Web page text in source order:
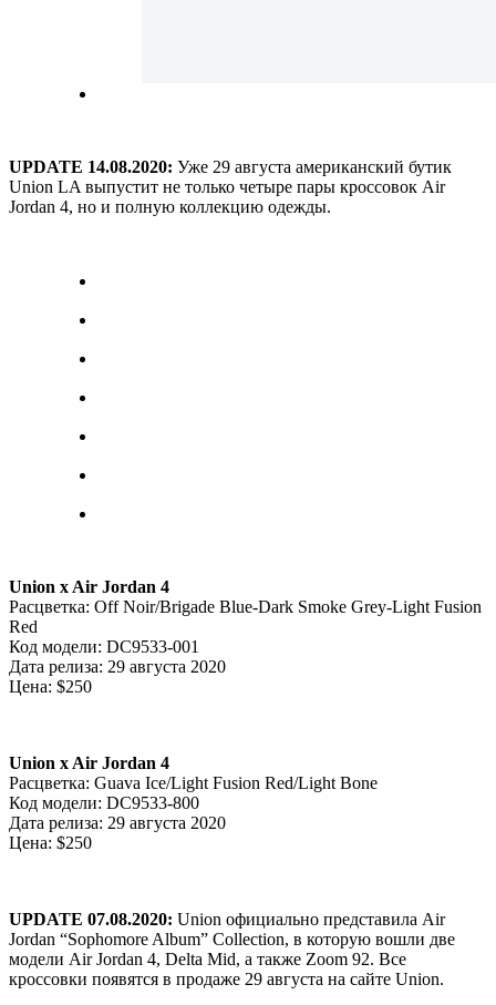
UPDATE 14.08.2020: Уже 29 августа американский бутик
Union LA выпустит не только четыре пары кроссовок Air
Jordan 4, но и полную коллекцию одежды.
Union x Air Jordan 4
Расцветка: Off Noir/Brigade Blue-Dark Smoke Grey-Light Fusion
Red
Код модели: DC9533-001
Дата релиза: 29 августа 2020
Цена: $250
Union x Air Jordan 4
Расцветка: Guava Ice/Light Fusion Red/Light Bone
Код модели: DC9533-800
Дата релиза: 29 августа 2020
Цена: $250
UPDATE 07.08.2020: Union официально представила Air
Jordan “Sophomore Album” Collection, в которую вошли две
модели Air Jordan 4, Delta Mid, а также Zoom 92. Все
кроссовки появятся в продаже 29 августа на сайте Union.